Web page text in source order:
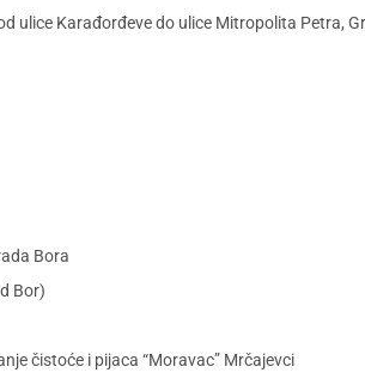
ulice Karađorđeve do ulice Mitropolita Petra,
Bora
Bor)
čistoće i pijaca “Moravac” Mrčajevci